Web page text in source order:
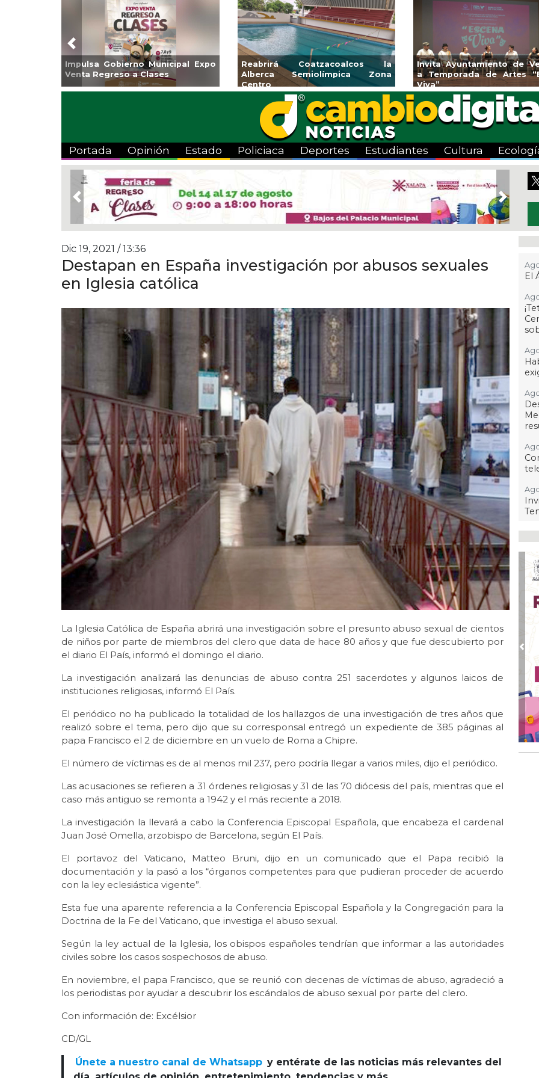
Aplicará CMAS el Programa de
Tandeo durante agosto
Guarniciones y banquetas para la
colonia El Mango en Pánuco
Emprendedores de
exponen en
Bicentenario
Previous
Portada Opinión Estado Policiaca Deportes Estudiantes Cultura
Previous Next
Dic 19, 2021 / 13:36
Destapan en España investigación por abusos sexuales
en Iglesia católica
La Iglesia Católica de España abrirá una investigación sobre el presunto abuso sexual de cientos
de niños por parte de miembros del clero que data de hace 80 años y que fue descubierto por
el diario El País, informó el domingo el diario.
La investigación analizará las denuncias de abuso contra 251 sacerdotes y algunos laicos de
instituciones religiosas, informó El País.
El periódico no ha publicado la totalidad de los hallazgos de una investigación de tres años que
realizó sobre el tema, pero dijo que su corresponsal entregó un expediente de 385 páginas al
papa Francisco el 2 de diciembre en un vuelo de Roma a Chipre.
El número de víctimas es de al menos mil 237, pero podría llegar a varios miles, dijo el periódico.
Las acusaciones se refieren a 31 órdenes religiosas y 31 de las 70 diócesis del país, mientras que el
caso más antiguo se remonta a 1942 y el más reciente a 2018.
La investigación la llevará a cabo la Conferencia Episcopal Española, que encabeza el cardenal
Juan José Omella, arzobispo de Barcelona, según El País.
El portavoz del Vaticano, Matteo Bruni, dijo en un comunicado que el Papa recibió la
documentación y la pasó a los “órganos competentes para que pudieran proceder de acuerdo
con la ley eclesiástica vigente”.
Esta fue una aparente referencia a la Conferencia Episcopal Española y la Congregación para la
Doctrina de la Fe del Vaticano, que investiga el abuso sexual.
Según la ley actual de la Iglesia, los obispos españoles tendrían que informar a las autoridades
civiles sobre los casos sospechosos de abuso.
En noviembre, el papa Francisco, que se reunió con decenas de víctimas de abuso, agradeció a
los periodistas por ayudar a descubrir los escándalos de abuso sexual por parte del clero.
Con información de: Excélsior
CD/GL
Únete a nuestro canal de Whatsapp y entérate de las noticias más relevantes del
El